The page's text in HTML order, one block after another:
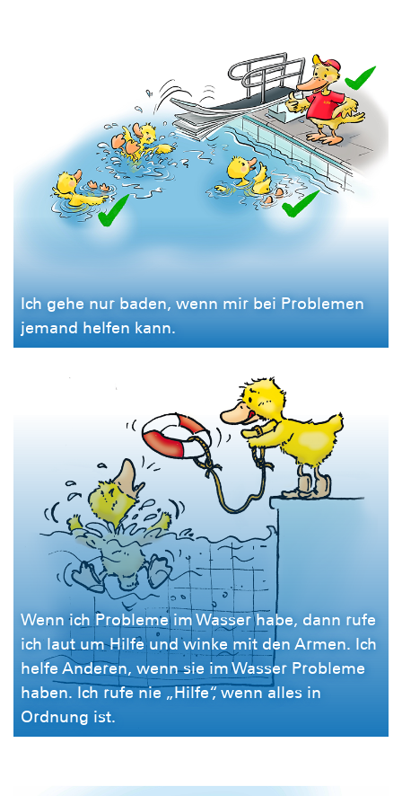
Ich gehe nur baden, wenn mir bei Problemen
jemand helfen kann.
Wenn ich Probleme im Wasser habe, dann rufe
ich laut um Hilfe und winke mit den Armen. Ich
helfe Anderen, wenn sie im Wasser Probleme
haben. Ich rufe nie „Hilfe“, wenn alles in
Ordnung ist.